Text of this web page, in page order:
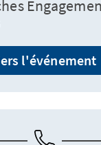
l'événement